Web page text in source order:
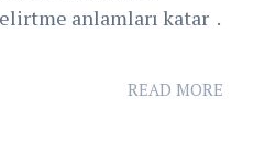
anlamları katar .
READ MORE